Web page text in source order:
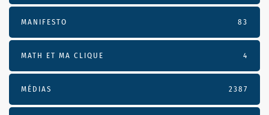
MANIFESTO 83
MATH ET MA CLIQUE 4
MÉDIAS 2387